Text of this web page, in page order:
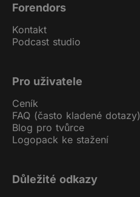
Forendors
Kontakt
Podcast studio
Pro uživatele
Ceník
FAQ (často kladené dotazy)
Blog pro tvůrce
Logopack ke stažení
Důležité odkazy